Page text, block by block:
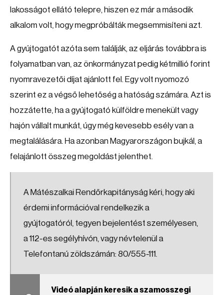
lakosságot ellátó telepre, hiszen ez már a második
alkalom volt, hogy megpróbálták megsemmisíteni azt.
A gyújtogatót azóta sem találják, az eljárás továbbra is
folyamatban van, az önkormányzat pedig kétmillió forint
nyomravezetői díjat ajánlott fel. Egy volt nyomozó
szerint ez a végső lehetőség a hatóság számára. Azt is
hozzátette, ha a gyújtogató külföldre menekült vagy
hajón vállalt munkát, úgy még kevesebb esély van a
megtalálására. Ha azonban Magyarországon bujkál, a
felajánlott összeg megoldást jelenthet.
A Mátészalkai Rendőrkapitányság kéri, hogy aki
érdemi információval rendelkezik a
gyújtogatóról, tegyen bejelentést személyesen,
a 112-es segélyhívón, vagy névtelenül a
Telefontanú zöldszámán: 80/555-111.
Videó alapján keresik a szamosszegi